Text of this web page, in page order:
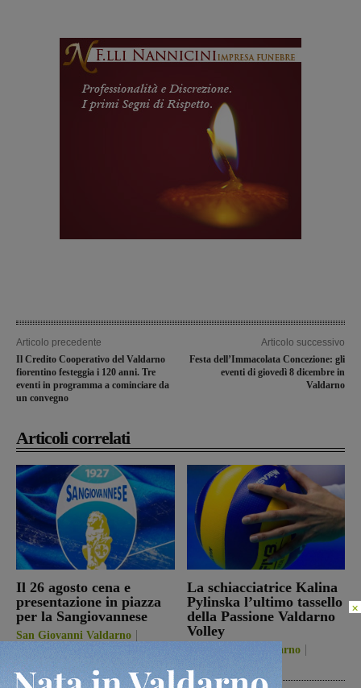
Articolo precedente
Il Credito Cooperativo del Valdarno
fiorentino festeggia i 120 anni. Tre
eventi in programma a cominciare da
un convegno
Articolo successivo
Festa dell’Immacolata Concezione: gli
eventi di giovedì 8 dicembre in
Valdarno
Articoli correlati
Il 26 agosto cena e
presentazione in piazza
per la Sangiovannese
San Giovanni Valdarno
La schiacciatrice Kalina
Pylinska l’ultimo tassello
della Passione Valdarno
Volley
Figline Incisa Valdarno
×